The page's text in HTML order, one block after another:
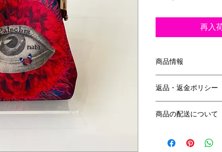
再入
商品情報
素 材： ポリエステ
返品・返金ポリシー
返品期限商品到着後
お客様都合による返
商品の配送について
送料：全国一律185